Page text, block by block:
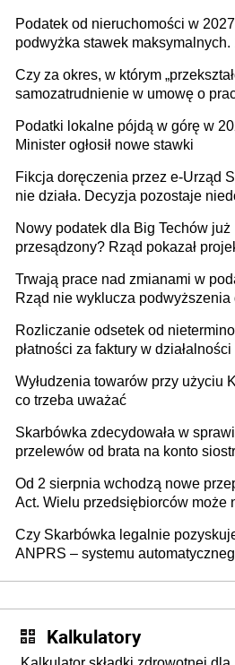
Podatek od nieruchomości w
podwyżka stawek maksymalnych.
budynków i lokali związanych z
prowadzeniem działalności
Czy za okres, w którym
samozatrudnienie w umowę o
umowy cywilnoprawnej jedynym
racjonalnym wyjściem
Podatki lokalne pójdą w górę w
Minister ogłosił nowe stawki
Fikcja doręczenia przez e-Urząd
nie działa. Decyzja pozostaje
Nowy podatek dla Big Techów już
przesądzony? Rząd pokazał
Trwają prace nad zmianami w
Rząd nie wyklucza podwyższenia
Rozliczanie odsetek od
płatności za faktury w działalności
Wyłudzenia towarów przy użyciu
co trzeba uważać
Skarbówka zdecydowała w
przelewów od brata na konto
darowizna, ale podatku jednak nie
Od 2 sierpnia wchodzą nowe
Act. Wielu przedsiębiorców może
Czy Skarbówka legalnie
ANPRS – systemu
Kalkulatory